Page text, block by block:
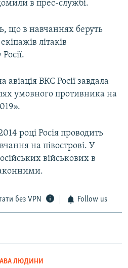
в прес-службі.
що в навчаннях беруть
літаків
ВКС Росії завдала
умовного противника на
році Росія проводить
на півострові. У
військових в
без VPN Follow us
ЛЮДИНИ